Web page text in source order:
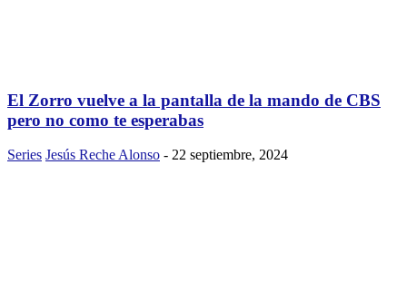
El Zorro vuelve a la pantalla de la mando de CBS
pero no como te esperabas
Series Jesús Reche Alonso - 22 septiembre, 2024